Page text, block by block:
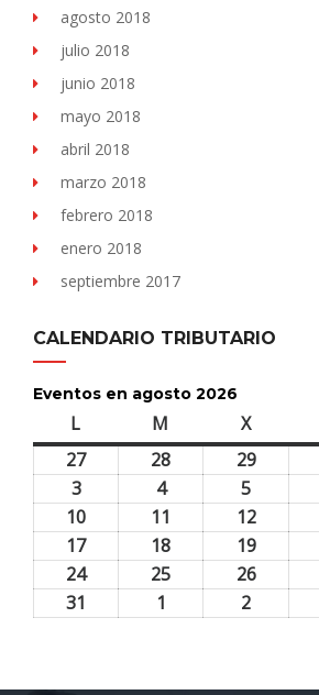
agosto 2018
julio 2018
junio 2018
mayo 2018
abril 2018
marzo 2018
febrero 2018
enero 2018
septiembre 2017
CALENDARIO TRIBUTARIO
Eventos en agosto 2026
L M Xmiércoles
2727
28 2929
2026
33
agosto,
2026
44
agosto,
2026
5
agosto,
2026
10
agosto,
2026
11 1212
agosto,
2026
1717
agosto,
18 1919
agosto,
2424
25 2626
31 1 2